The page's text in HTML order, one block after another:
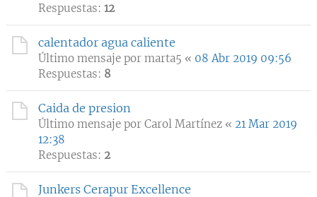
Respuestas: 12
calentador agua caliente
Último mensaje por marta5 « 08 Abr 2019 09:56
Respuestas: 8
Caida de presion
Último mensaje por Carol Martínez « 21 Mar 2019
12:38
Respuestas: 2
Junkers Cerapur Excellence